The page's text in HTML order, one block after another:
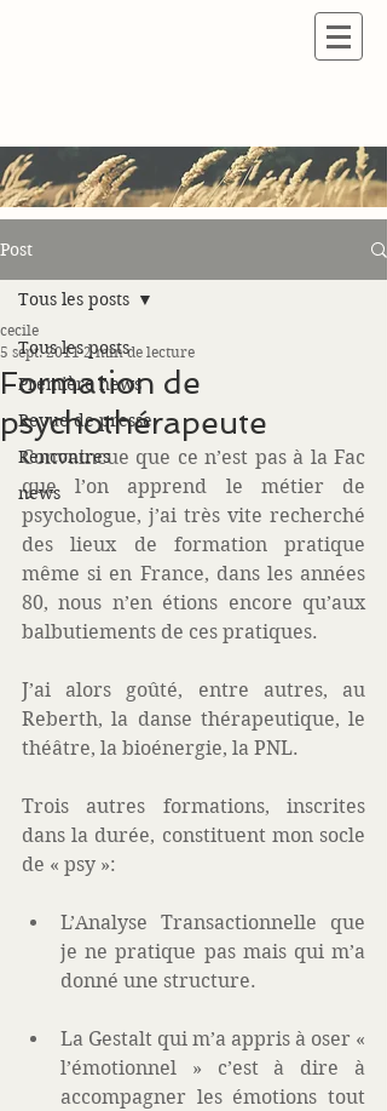
Post
Tous les posts
Première news
Revue de presse
Rencontres
news
Tous les posts
Formation de
psychothérapeute
cecile
5 sept. 2011 2 min de lecture
Convaincue que ce n’est pas à la Fac
que l’on apprend le métier de
psychologue, j’ai très vite recherché
des lieux de formation pratique
même si en France, dans les années
80, nous n’en étions encore qu’aux
balbutiements de ces pratiques.
J’ai alors goûté, entre autres, au
Reberth, la danse thérapeutique, le
théâtre, la bioénergie, la PNL.
Trois autres formations, inscrites
dans la durée, constituent mon socle
de « psy »:
L’Analyse Transactionnelle que
je ne pratique pas mais qui m’a
donné une structure.
La Gestalt qui m’a appris à oser «
l’émotionnel » c’est à dire à
accompagner les émotions tout